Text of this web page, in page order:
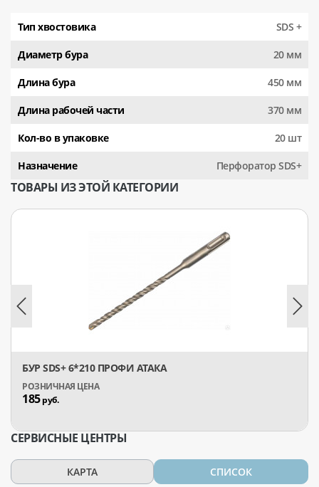
Тип хвостовика SDS +
Диаметр бура 20 мм
Длина бура 450 мм
Длина рабочей части 370 мм
Кол-во в упаковке 20 шт
Назначение Перфоратор SDS+
ТОВАРЫ ИЗ ЭТОЙ КАТЕГОРИИ
БУР SDS+ 6*210 ПРОФИ АТАКА
185руб.
СЕРВИСНЫЕ ЦЕНТРЫ
КАРТА СПИСОК